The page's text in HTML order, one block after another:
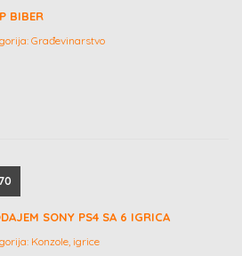
BIBER
Građevinarstvo
SONY PS4 SA 6 IGRICA
Konzole, igrice